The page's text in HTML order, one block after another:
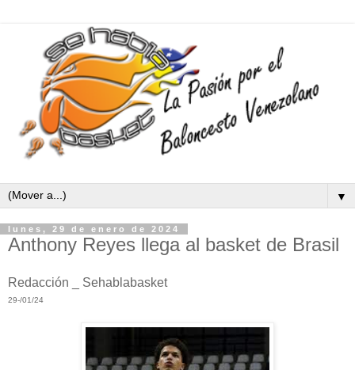
▼
lunes, 29 de enero de 2024
Anthony Reyes llega al basket de Brasil
Redacción _ Sehablabasket
29-/01/24